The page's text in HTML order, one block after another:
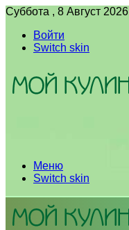
Суббота , 8 Август 2026
Войти
Switch skin
Меню
Switch skin